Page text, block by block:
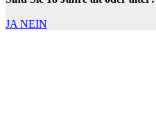
JA NEIN